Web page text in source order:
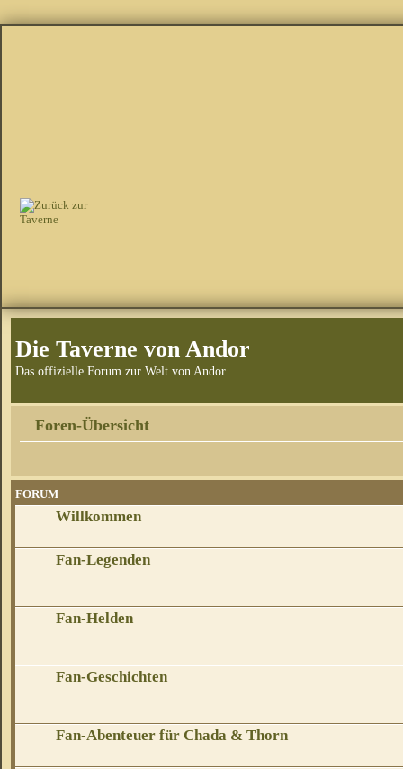
Die Taverne von Andor
Das offizielle Forum zur Welt von Andor
Foren-Übersicht
FORUM
Willkommen
Fan-Legenden
Fan-Helden
Fan-Geschichten
Fan-Abenteuer für Chada & Thorn